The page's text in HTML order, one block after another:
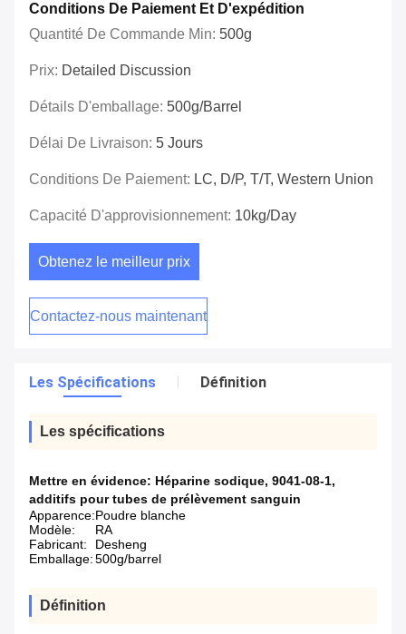
Conditions De Paiement Et D'expédition
Quantité De Commande Min: 500g
Prix: Detailed Discussion
Détails D'emballage: 500g/barrel
Délai De Livraison: 5 Jours
Conditions De Paiement: LC, D/P, T/T, Western Union
Capacité D'approvisionnement: 10kg/day
Obtenez le meilleur prix
Contactez-nous maintenant
Les Spécifications Définition
Les spécifications
Mettre en évidence: Héparine sodique, 9041-08-1,
additifs pour tubes de prélèvement sanguin
Apparence:Poudre blanche
Modèle:
RA
Fabricant:
Desheng
Emballage:500g/barrel
Définition